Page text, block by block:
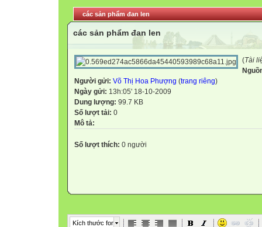
các sản phẩm đan len
các sản phẩm đan len
(Tài
Người gửi: Võ Thị Hoa Phượng (trang riêng)
Ngày gửi: 13h:05' 18-10-2009
Dung lượng: 99.7 KB
Số lượt tải: 0
Mô tả:
Số lượt thích: 0 người
Kích thước font